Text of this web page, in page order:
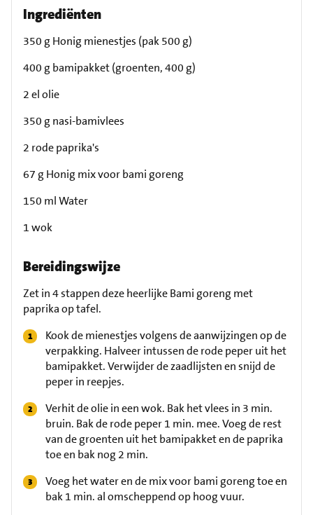
Ingrediënten
350 g Honig mienestjes (pak 500 g)
400 g bamipakket (groenten, 400 g)
2 el olie
350 g nasi-bamivlees
2 rode paprika's
67 g Honig mix voor bami goreng
150 ml Water
1 wok
Bereidingswijze
Zet in 4 stappen deze heerlijke Bami goreng met
paprika op tafel.
Kook de mienestjes volgens de aanwijzingen op de
verpakking. Halveer intussen de rode peper uit het
bamipakket. Verwijder de zaadlijsten en snijd de
peper in reepjes.
Verhit de olie in een wok. Bak het vlees in 3 min.
bruin. Bak de rode peper 1 min. mee. Voeg de rest
van de groenten uit het bamipakket en de paprika
toe en bak nog 2 min.
Voeg het water en de mix voor bami goreng toe en
bak 1 min. al omscheppend op hoog vuur.